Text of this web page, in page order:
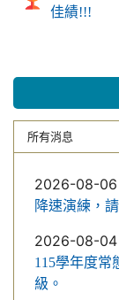
佳績!!!
所有消息
2026-08-06
降速演練，
2026-08-04
115學年度常
級。